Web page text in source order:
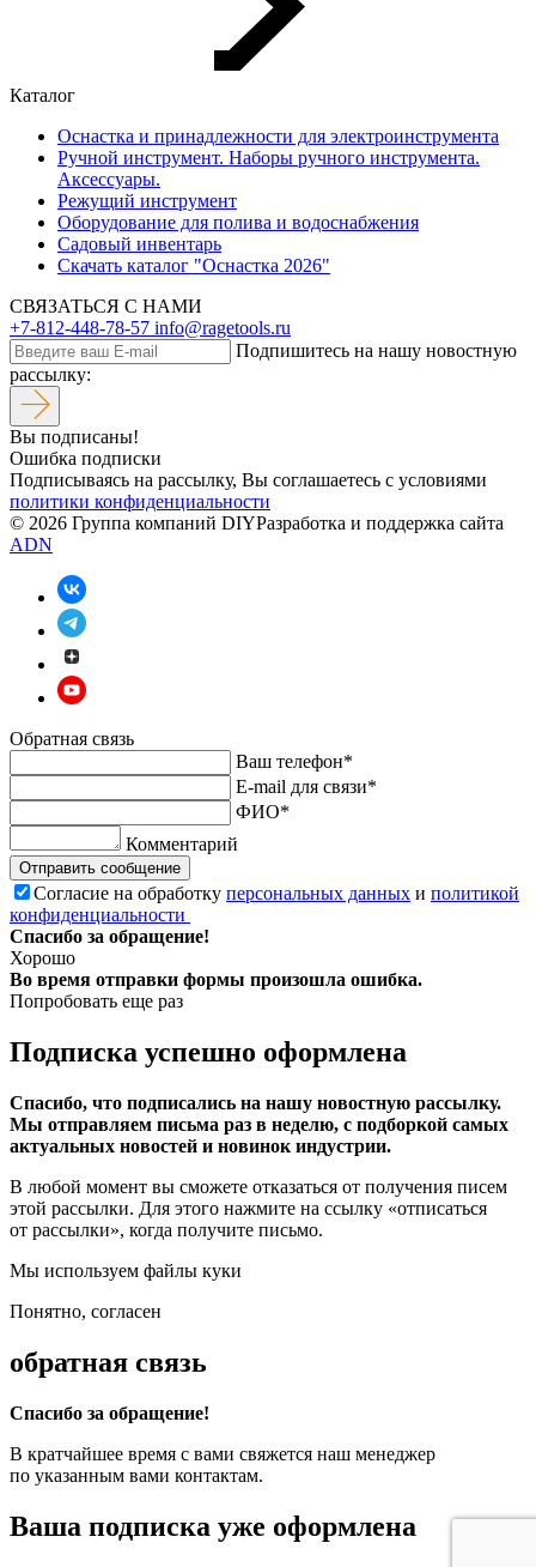
Каталог
Оснастка и принадлежности для электроинструмента
Ручной инструмент. Наборы ручного инструмента.
Аксессуары.
Режущий инструмент
Оборудование для полива и водоснабжения
Садовый инвентарь
Скачать каталог "Оснастка 2026"
СВЯЗАТЬСЯ С НАМИ
+7-812-448-78-57 info@ragetools.ru
Подпишитесь на нашу новостную
рассылку:
Вы подписаны!
Ошибка подписки
Подписываясь на рассылку, Вы соглашаетесь c условиями
политики конфиденциальности
© 2026 Группа компаний DIYРазработка и поддержка сайта
ADN
Обратная связь
Ваш телефон*
E-mail для связи*
ФИО*
Комментарий
Отправить сообщение
Согласие на обработку персональных данных и политикой
конфиденциальности
Спасибо за обращение!
Хорошо
Во время отправки формы произошла ошибка.
Попробовать еще раз
Подписка успешно оформлена
Спасибо, что подписались на нашу новостную рассылку.
Мы отправляем письма раз в неделю, с подборкой самых
актуальных новостей и новинок индустрии.
В любой момент вы сможете отказаться от получения писем
этой рассылки. Для этого нажмите на ссылку «отписаться
от рассылки», когда получите письмо.
Мы используем файлы куки
Понятно, согласен
обратная связь
Спасибо за обращение!
В кратчайшее время с вами свяжется наш менеджер
по указанным вами контактам.
Ваша подписка уже оформлена